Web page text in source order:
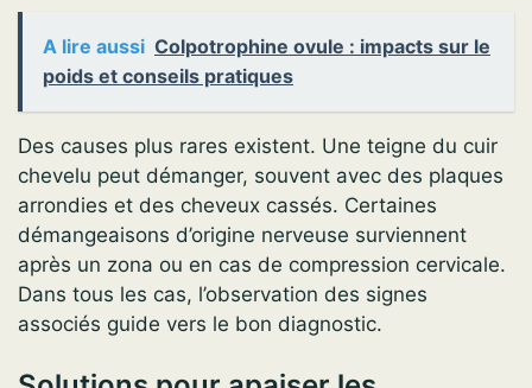
A lire aussi Colpotrophine ovule : impacts sur le
poids et conseils pratiques
Des causes plus rares existent. Une teigne du cuir
chevelu peut démanger, souvent avec des plaques
arrondies et des cheveux cassés. Certaines
démangeaisons d’origine nerveuse surviennent
après un zona ou en cas de compression cervicale.
Dans tous les cas, l’observation des signes
associés guide vers le bon diagnostic.